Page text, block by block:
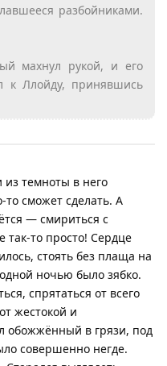
разбойниками.
махнул рукой, и его
к Ллойду, принявшись
из темноты в него
то сможет сделать. А
— смириться с
так-то просто! Сердце
стоять без плаща на
ночью было зябко.
спрятаться от всего
жестокой и
обожжённый в грязи, под
совершенно негде.